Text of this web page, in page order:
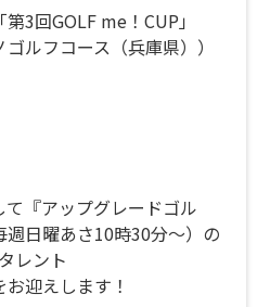
3回GOLF me！CUP」
ゴルフコース（兵庫県））
『アップグレードゴル
週日曜あさ10時30分～）の
レント
お迎えします！